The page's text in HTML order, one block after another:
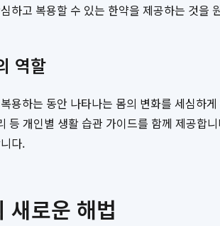
하고 복용할 수 있는 한약을 제공하는 것을
역할
용하는 동안 나타나는 몸의 변화를 세심하
개인별 생활 습관 가이드를 함께 제공
다.
새로운 해법